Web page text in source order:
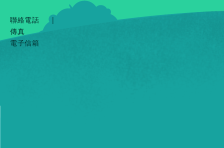
聯絡電話
|
傳真
電子信箱